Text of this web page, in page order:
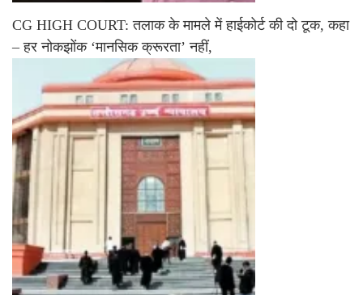
CG HIGH COURT: तलाक के मामले में हाईकोर्ट की दो टूक, कहा
– हर नोकझोंक ‘मानसिक क्रूरता’ नहीं,